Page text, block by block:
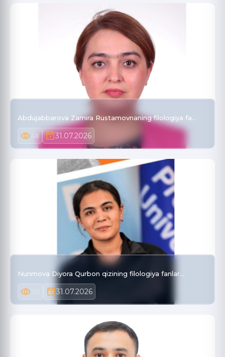
Abdujabbarova Zamira Rustamovnaning filologiya fa…
48 31.07.2026
Nurimova Diyora Qurbon qizining filologiya fanlar…
31.07.2026